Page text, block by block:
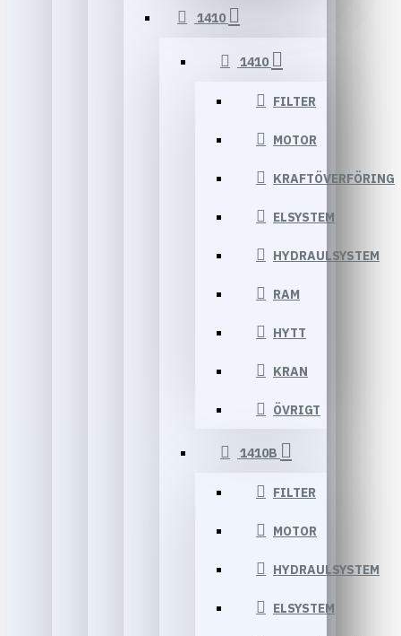
1410
1410
FILTER
MOTOR
KRAFTÖVERFÖRING
ELSYSTEM
HYDRAULSYSTEM
RAM
HYTT
KRAN
ÖVRIGT
1410B
FILTER
MOTOR
HYDRAULSYSTEM
ELSYSTEM